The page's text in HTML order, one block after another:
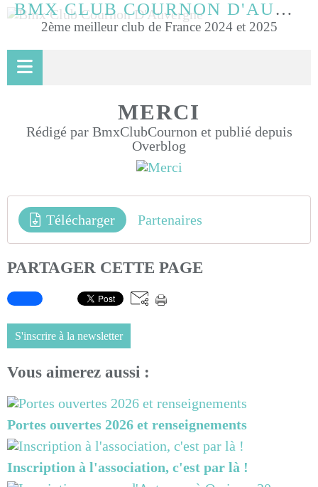
BMX CLUB COURNON D'AUVERGNE
2ème meilleur club de France 2024 et 2025
MERCI
Rédigé par BmxClubCournon et publié depuis
Overblog
Télécharger Partenaires
PARTAGER CETTE PAGE
S'inscrire à la newsletter
Vous aimerez aussi :
Portes ouvertes 2026 et renseignements
Inscription à l'association, c'est par là !